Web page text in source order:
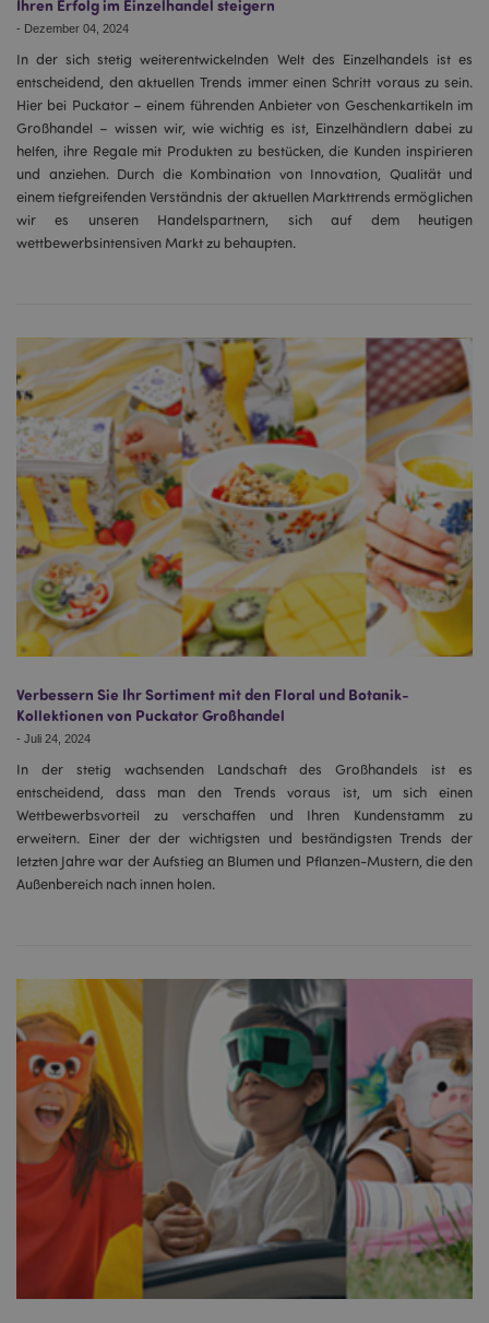
Ihren Erfolg im Einzelhandel steigern
- Dezember 04, 2024
In der sich stetig weiterentwickelnden Welt des Einzelhandels ist es
entscheidend, den aktuellen Trends immer einen Schritt voraus zu sein.
Hier bei Puckator – einem führenden Anbieter von Geschenkartikeln im
Großhandel – wissen wir, wie wichtig es ist, Einzelhändlern dabei zu
helfen, ihre Regale mit Produkten zu bestücken, die Kunden inspirieren
und anziehen. Durch die Kombination von Innovation, Qualität und
einem tiefgreifenden Verständnis der aktuellen Markttrends ermöglichen
wir es unseren Handelspartnern, sich auf dem heutigen
wettbewerbsintensiven Markt zu behaupten.
Verbessern Sie Ihr Sortiment mit den Floral und Botanik-
Kollektionen von Puckator Großhandel
- Juli 24, 2024
In der stetig wachsenden Landschaft des Großhandels ist es
entscheidend, dass man den Trends voraus ist, um sich einen
Wettbewerbsvorteil zu verschaffen und Ihren Kundenstamm zu
erweitern. Einer der der wichtigsten und beständigsten Trends der
letzten Jahre war der Aufstieg an Blumen und Pflanzen-Mustern, die den
Außenbereich nach innen holen.